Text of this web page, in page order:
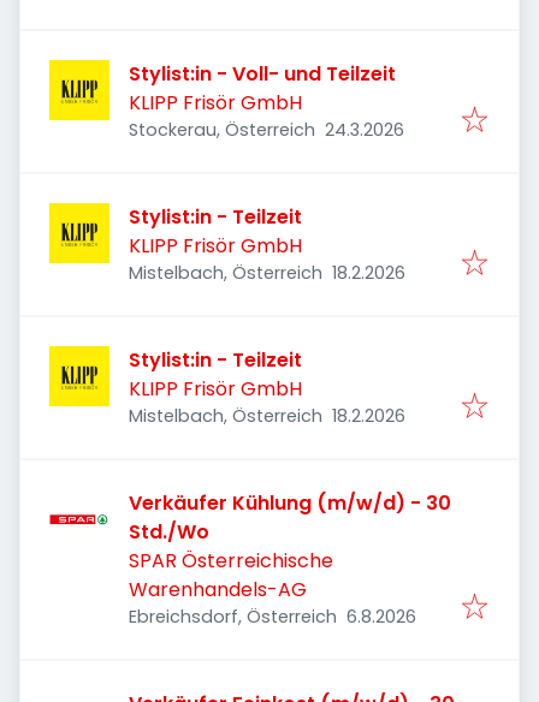
Stylist:in - Voll- und Teilzeit
KLIPP Frisör GmbH
Stockerau, Österreich Veröffentlicht
24.3.2026
Stylist:in - Teilzeit
KLIPP Frisör GmbH
Mistelbach, Österreich Veröffentlicht
18.2.2026
Stylist:in - Teilzeit
KLIPP Frisör GmbH
Mistelbach, Österreich Veröffentlicht
18.2.2026
Verkäufer Kühlung (m/w/d) - 30
Std./Wo
SPAR Österreichische
Warenhandels-AG
Ebreichsdorf, Österreich Veröffentlicht :
6.8.2026